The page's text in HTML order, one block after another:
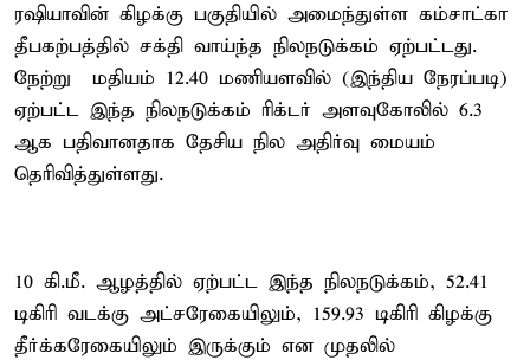
ரஷியாவின் கிழக்கு பகுதியில் அமைந்துள்ள கம்சாட்கா
தீபகற்பத்தில் சக்தி வாய்ந்த நிலநடுக்கம் ஏற்பட்டது.
நேற்று மதியம் 12.40 மணியளவில் (இந்திய நேரப்படி)
ஏற்பட்ட இந்த நிலநடுக்கம் ரிக்டர் அளவுகோலில் 6.3
ஆக பதிவானதாக தேசிய நில அதிர்வு மையம்
தெரிவித்துள்ளது.
10 கி.மீ. ஆழத்தில் ஏற்பட்ட இந்த நிலநடுக்கம், 52.41
டிகிரி வடக்கு அட்சரேகையிலும், 159.93 டிகிரி கிழக்கு
தீர்க்கரேகையிலும் இருக்கும் என முதலில்